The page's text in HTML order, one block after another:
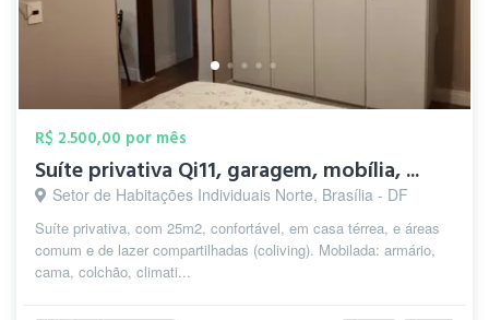
R$ 2.500,00 por mês
Suíte privativa Qi11, garagem, mobília, ...
Setor de Habitações Individuais Norte, Brasília - DF
Suíte privativa, com 25m2, confortável, em casa térrea, e áreas
comum e de lazer compartilhadas (coliving). Mobilada: armário,
cama, colchão, climati...